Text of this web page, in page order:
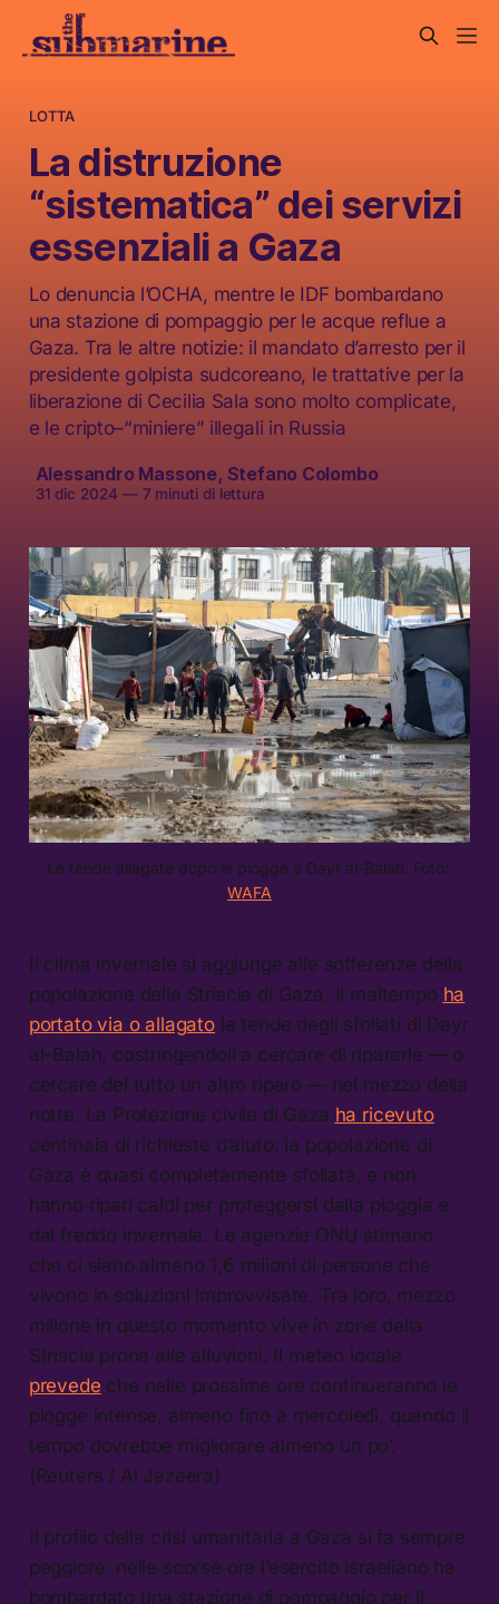
LOTTA
La distruzione
“sistematica” dei servizi
essenziali a Gaza
Lo denuncia l’OCHA, mentre le IDF bombardano
una stazione di pompaggio per le acque reflue a
Gaza. Tra le altre notizie: il mandato d’arresto per il
presidente golpista sudcoreano, le trattative per la
liberazione di Cecilia Sala sono molto complicate,
e le cripto–“miniere” illegali in Russia
Alessandro Massone, Stefano Colombo
31 dic 2024 —7 minuti di lettura
WAFA
Il clima invernale si aggiunge alle sofferenze della
popolazione della Striscia di Gaza. Il maltempo ha
portato via o allagatole tende degli sfollati di Dayr
al-Balah, costringendoli a cercare di ripararle — o
cercare del tutto un altro riparo — nel mezzo della
notte. La Protezione civile di Gaza ha ricevuto
centinaia di richieste d’aiuto: la popolazione di
Gaza è quasi completamente sfollata, e non
hanno ripari caldi per proteggersi dalla pioggia e
dal freddo invernale. Le agenzie ONU stimano
che ci siano almeno 1,6 milioni di persone che
vivono in soluzioni improvvisate. Tra loro, mezzo
milione in questo momento vive in zone della
Striscia prone alle alluvioni. Il meteo locale
prevede che nelle prossime ore continueranno le
piogge intense, almeno fino a mercoledì, quando il
tempo dovrebbe migliorare almeno un po’.
(Reuters / Al Jazeera)
Il profilo della crisi umanitaria a Gaza si fa sempre
peggiore: nelle scorse ore l’esercito israeliano ha
bombardato una stazione di pompaggio per il